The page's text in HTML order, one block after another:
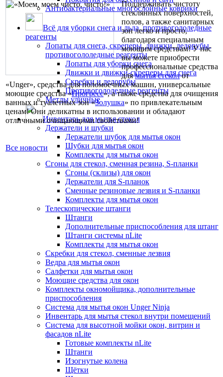
Антибактериальные многослойные коврики
Всё для уборки снега и льда, противогололедные
реагенты
Лопаты для снега, скреперы, движки, ледорубы,
противогололедные реагенты
Лопаты для уборки снега
Движки и движки-скреперы для снега
Скребки и ледорубы
Противогололедные реагенты
Метлы уличные
Инвентарь для мытья стекол
Держатели и шубки
Держатели шубок для мытья окон
Шубки для мытья окон
Комплекты для мытья окон
Сгоны для стекол, сменная резина, S-планки
Сгоны (склизы) для окон
Держатели для S-планок
Сменные резиновые лезвия и S-планки
Комплекты для мытья окон
Телескопические штанги
Штанги
Дополнительные приспособления для штанг
Штанги системы nLite
Комплекты для мытья окон
Скребки для стекол, сменные лезвия
Ведра для мытья окон
Салфетки для мытья окон
Моющие средства для окон
Комплекты окномойщика, дополнительные
приспособления
Система для мытья окон Unger Ninja
Инвентарь для мытья стекол внутри помещений
Система для высотной мойки окон, витрин и
фасадов nLite
Готовые комплекты nLite
Штанги
Изогнутые колена
Щётки
Поддерживать чистоту
стеклянных поверхностей,
полов, а также санитарных
зон легко и просто,
благодаря специальным
моющим средствам! У нас
вы можете приобрести
профессиональные средства
длямытья стеколот
«Unger», средства для поломоечных машин, универсальные
моющие средства «Прогресс», а также средства для очищения
ванных и туалетных зон «Золушка» по привлекательным
ценам! Они деликатны в использовании и обладают
отличными очищающими свойствами!
Все новости